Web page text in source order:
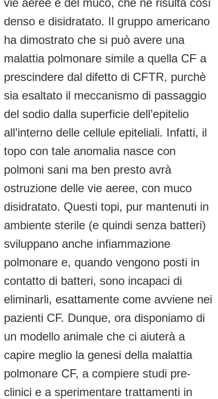
denso e disidratato. Il gruppo americano
ha dimostrato che si può avere una
malattia polmonare simile a quella CF a
prescindere dal difetto di CFTR, purchè
sia esaltato il meccanismo di passaggio
del sodio dalla superficie dell’epitelio
all’interno delle cellule epiteliali. Infatti, il
topo con tale anomalia nasce con
polmoni sani ma ben presto avrà
ostruzione delle vie aeree, con muco
disidratato. Questi topi, pur mantenuti in
ambiente sterile (e quindi senza batteri)
sviluppano anche infiammazione
polmonare e, quando vengono posti in
contatto di batteri, sono incapaci di
eliminarli, esattamente come avviene nei
pazienti CF. Dunque, ora disponiamo di
un modello animale che ci aiuterà a
capire meglio la genesi della malattia
polmonare CF, a compiere studi pre-
clinici e a sperimentare trattamenti in